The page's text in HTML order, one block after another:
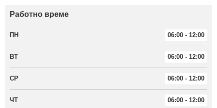
Работно време
ПН 06:00 - 12:00
ВТ 06:00 - 12:00
СР 06:00 - 12:00
ЧТ 06:00 - 12:00